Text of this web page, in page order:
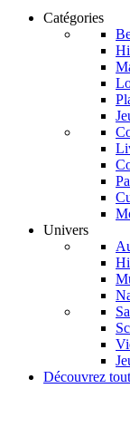
Catégories
Univers
Découvrez